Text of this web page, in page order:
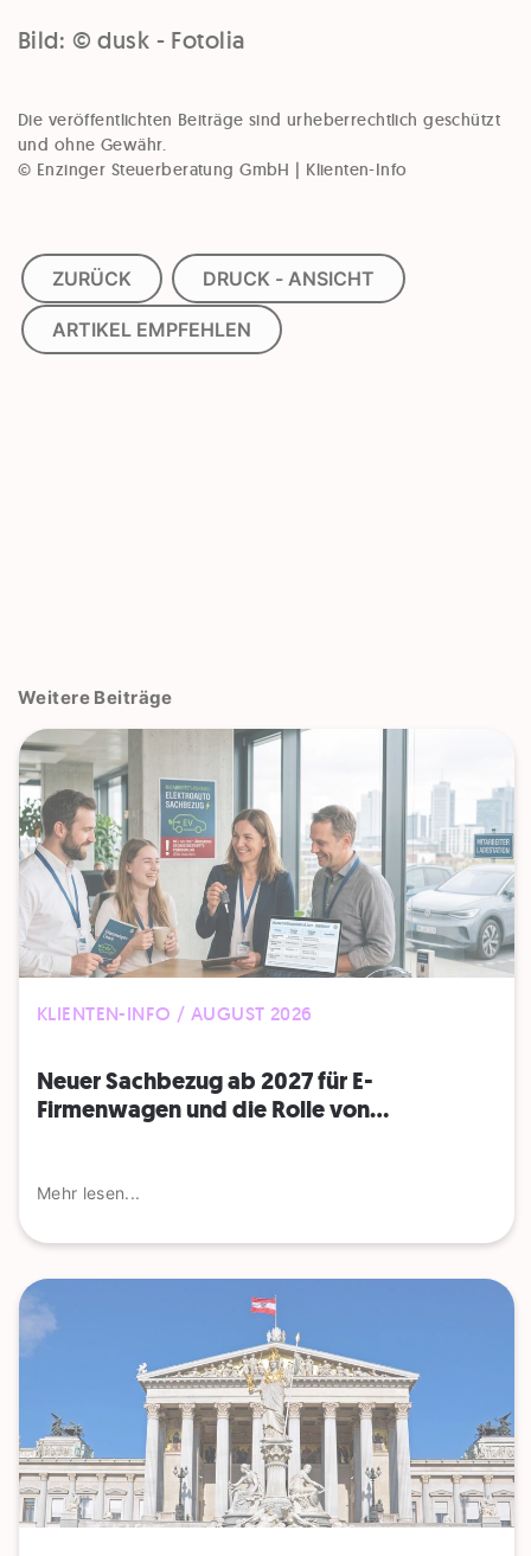
Bild: © dusk - Fotolia
Die veröffentlichten Beiträge sind urheberrechtlich geschützt
und ohne Gewähr.
© Enzinger Steuerberatung GmbH | Klienten-Info
ZURÜCK DRUCK - ANSICHT
ARTIKEL EMPFEHLEN
Weitere Beiträge
KLIENTEN-INFO / AUGUST 2026
Neuer Sachbezug ab 2027 für E-
Firmenwagen und die Rolle von...
Mehr lesen...